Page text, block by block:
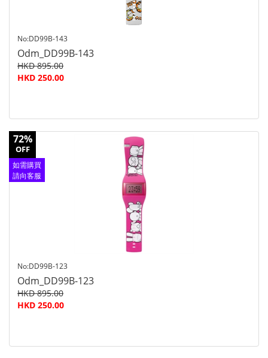
No:DD99B-143
Odm_DD99B-143
HKD 895.00
HKD 250.00
72%
OFF
如需購買
請向客服
No:DD99B-123
Odm_DD99B-123
HKD 895.00
HKD 250.00